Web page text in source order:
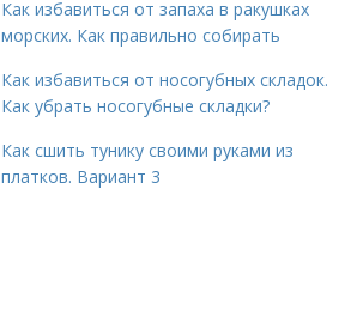
Как избавиться от запаха в ракушках
морских. Как правильно собирать
Как избавиться от носогубных складок.
Как убрать носогубные складки?
Как сшить тунику своими руками из
платков. Вариант 3